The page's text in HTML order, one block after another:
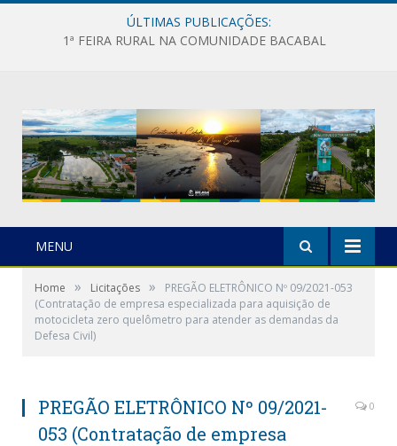
ÚLTIMAS PUBLICAÇÕES:
1ª FEIRA RURAL NA COMUNIDADE BACABAL
MENU
Home » Licitações »
PREGÃO ELETRÔNICO Nº 09/2021-053
(Contratação de empresa especializada para aquisição de
motocicleta zero quelômetro para atender as demandas da
Defesa Civil)
PREGÃO ELETRÔNICO Nº 09/2021-
053 (Contratação de empresa
0